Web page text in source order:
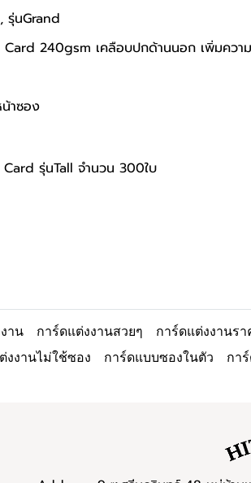
รุ่นGrand
240gsm เคลือบปกด้านนอก เพิ่มควา
าซอง
Card รุ่นTall จำนวน 300ใบ
าน การ์ดแต่งงานสวยๆ การ์ดแต่งงานร
งงานไม่ใช้ซอง การ์ดแบบซองในตัว กา